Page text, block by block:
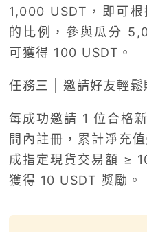
1,000 USDT，即可
的比例，參與瓜分
可獲得 100 USDT。
任務三 | 邀請好友輕鬆
每成功邀請 1 位合格
間內註冊，累計淨充
成指定現貨交易額 ≥
獲得 10 USDT 獎勵。